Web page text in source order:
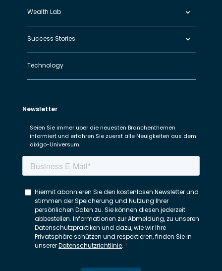
Wealth Lab
Success Stories
Technology
Newsletter
Seien Sie immer über die neuesten Branchenthemen
informiert und erfahren Sie zuerst alle Neuigkeiten aus dem
aixigo-Universum.